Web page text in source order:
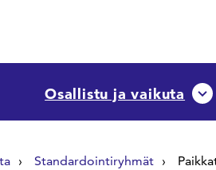
pudotusvalikko
Osallistu ja vaikuta
Standardointiryhmät